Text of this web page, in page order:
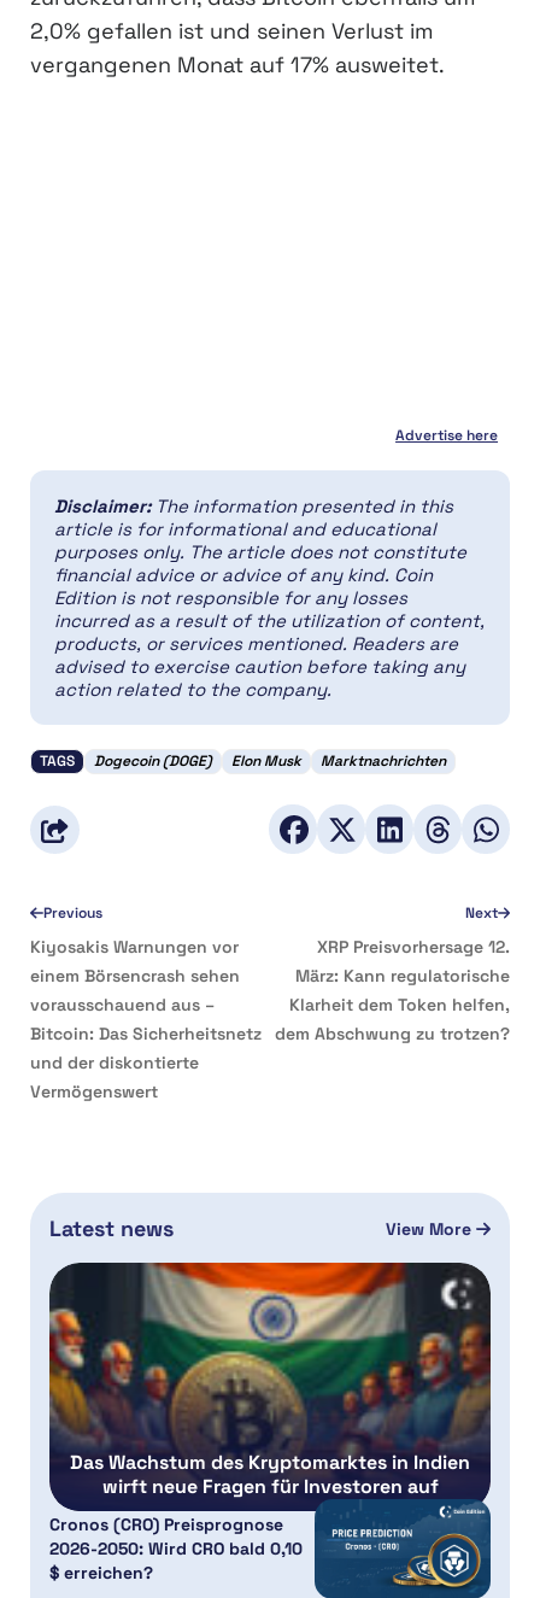
2,0% gefallen ist und seinen Verlust im
vergangenen Monat auf 17% ausweitet.
Advertise here
Disclaimer: The information presented in this
article is for informational and educational
purposes only. The article does not constitute
financial advice or advice of any kind. Coin
Edition is not responsible for any losses
incurred as a result of the utilization of content,
products, or services mentioned. Readers are
advised to exercise caution before taking any
action related to the company.
TAGS Dogecoin (DOGE) Elon Musk Marktnachrichten
Previous
Kiyosakis Warnungen vor
einem Börsencrash sehen
vorausschauend aus –
Bitcoin: Das Sicherheitsnetz
und der diskontierte
Vermögenswert
Next
XRP Preisvorhersage 12.
März: Kann regulatorische
Klarheit dem Token helfen,
dem Abschwung zu trotzen?
Latest news View More
Das Wachstum des Kryptomarktes in Indien
wirft neue Fragen für Investoren auf
Cronos (CRO) Preisprognose
2026-2050: Wird CRO bald 0,10
$ erreichen?